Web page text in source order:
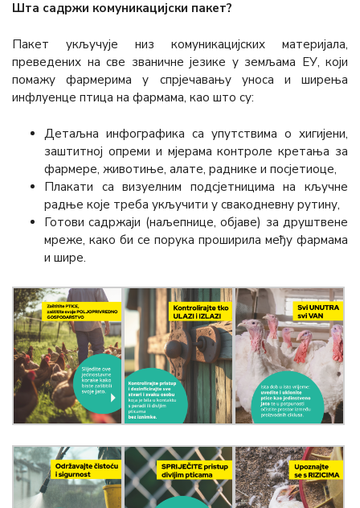
Шта садржи комуникацијски пакет?
Пакет укључује низ комуникацијских материјала,
преведених на све званичне језике у земљама ЕУ, који
помажу фармерима у спрјечавању уноса и ширења
инфлуенце птица на фармама, као што су:
Детаљна инфографика са упутствима о хигијени,
заштитној опреми и мјерама контроле кретања за
фармере, животиње, алате, раднике и посјетиоце,
Плакати са визуелним подсјетницима на кључне
радње које треба укључити у свакодневну рутину,
Готови садржаји (наљепнице, објаве) за друштвене
мреже, како би се порука проширила међу фармама
и шире.